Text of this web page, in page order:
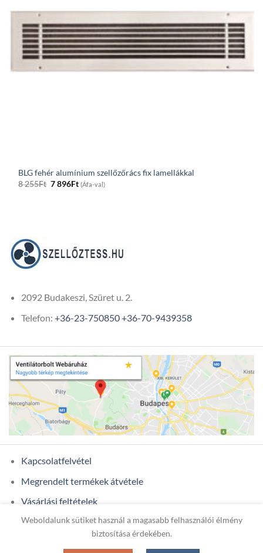
BLG fehér alumínium szellőzőrács fix lamellákkal
8 255Ft Original
7 896FtCurrent
price
(Áfa-val)
2092 Budakeszi, Szüret u. 2.
Telefon: +36-23-750850+36-70-9439358
Kapcsolatfelvétel
Megrendelt termékek átvétele
Vásárlási feltételek
Ügyfél adatok
Weboldalunk sütiket használ a magasabb felhasználói élmény
biztosítása érdekében.